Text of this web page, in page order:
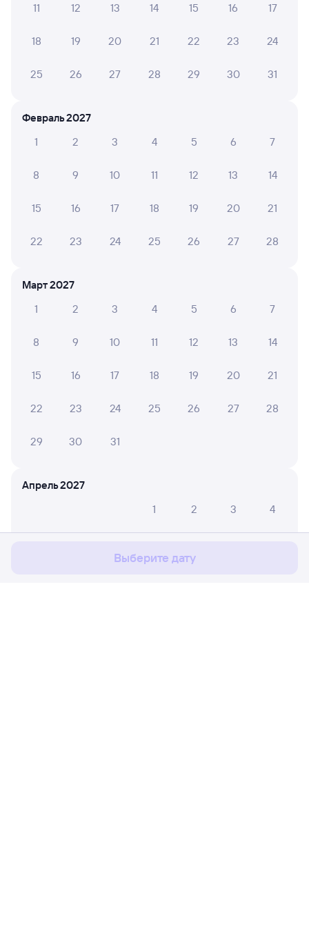
Мы используем cookies для более удобной работы
11 12 13 14 15 16 17
18 19 20 21 22 23 24
25 26 27 28 29 30 31
Февраль 2027
1
2 3 4 5 6 7
8 9 10 11 12 13 14
15 16 17 18 19 20 21
22 23 24 25 26 27 28
Март 2027
1
2 3 4 5 6 7
8 9 10 11 12 13 14
15 16 17 18 19 20 21
22 23 24 25 26 27 28
29 30 31
Апрель 2027
1
2 3 4
Выберите дату